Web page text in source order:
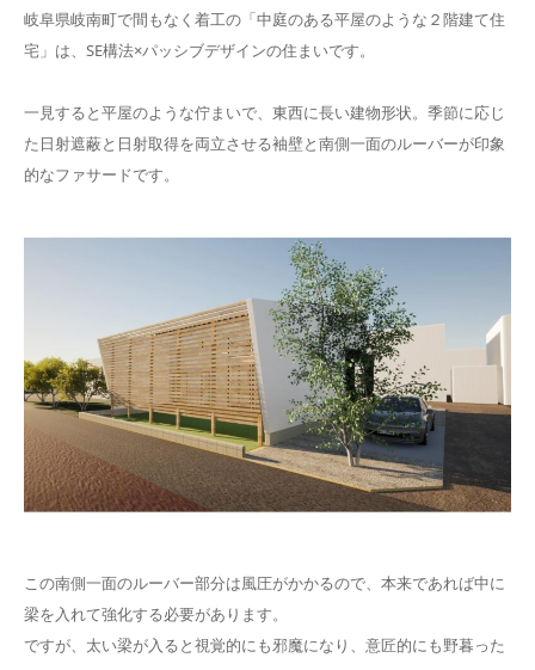
岐阜県岐南町で間もなく着工の「中庭のある平屋のような２階建て住
宅」は、SE構法×パッシブデザインの住まいです。
一見すると平屋のような佇まいで、東西に長い建物形状。季節に応じ
た日射遮蔽と日射取得を両立させる袖壁と南側一面のルーバーが印象
的なファサードです。
この南側一面のルーバー部分は風圧がかかるので、本来であれば中に
梁を入れて強化する必要があります。
ですが、太い梁が入ると視覚的にも邪魔になり、意匠的にも野暮った